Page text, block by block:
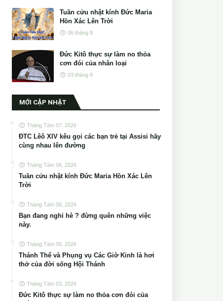
Tuần cửu nhật kính Đức Maria
Hồn Xác Lên Trời
06 tháng 8
Đức Kitô thực sự làm no thỏa
cơn đói của nhân loại
03 tháng 8
MỚI CẬP NHẬT
Tháng Tám 07, 2026
ĐTC Lêô XIV kêu gọi các bạn trẻ tại Assisi hãy
cùng nhau lên đường
Tháng Tám 06, 2026
Tuần cửu nhật kính Đức Maria Hồn Xác Lên
Trời
Tháng Tám 06, 2026
Bạn đang nghỉ hè ? đừng quên những việc
này.
Tháng Tám 05, 2026
Thánh Thể và Phụng vụ Các Giờ Kinh là hơi
thở của đời sống Hội Thánh
Tháng Tám 03, 2026
Đức Kitô thực sự làm no thỏa cơn đói của